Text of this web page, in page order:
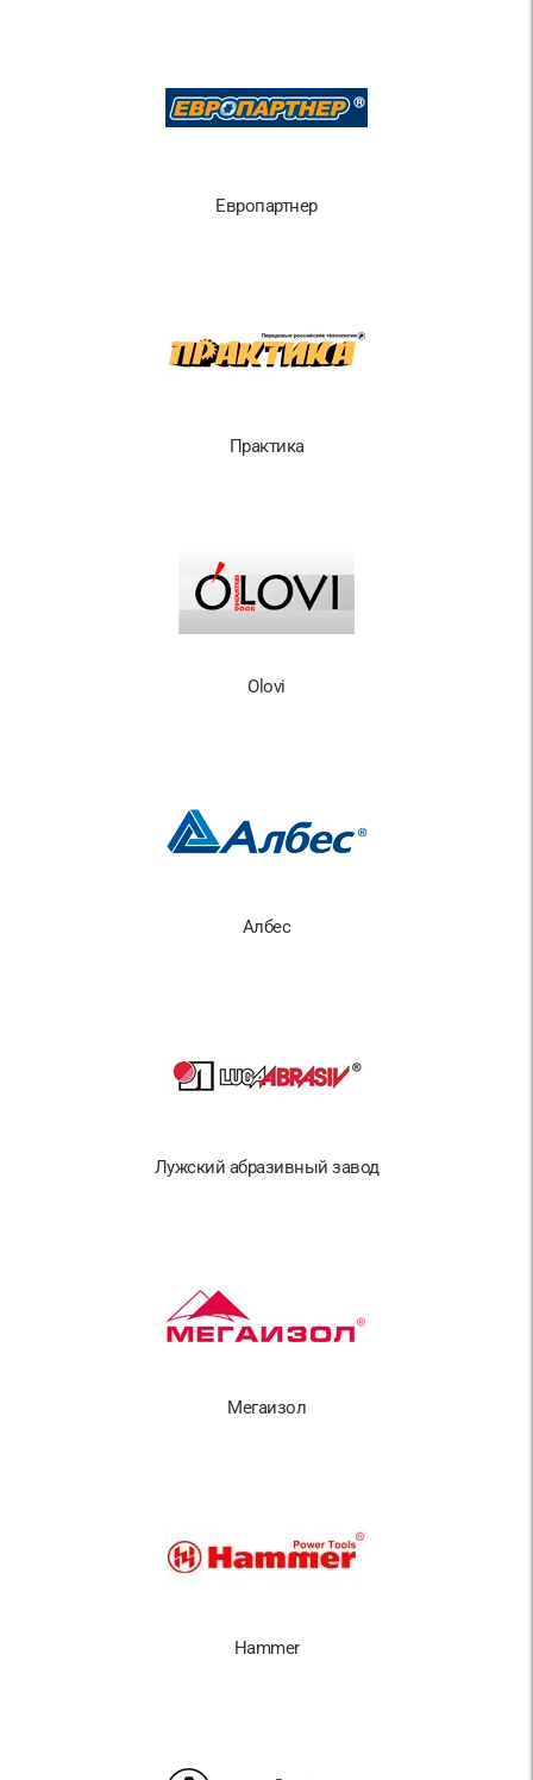
Европартнер
Практика
Olovi
Албес
Лужский абразивный завод
Мегаизол
Hammer